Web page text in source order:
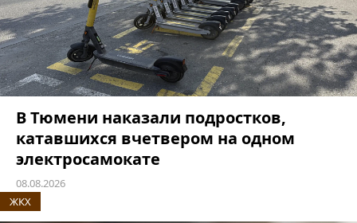
В Тюмени наказали подростков,
катавшихся вчетвером на одном
электросамокате
08.08.2026
ЖКХ